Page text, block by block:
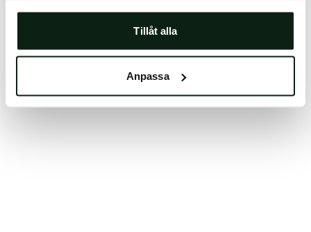
Tillåt alla
Anpassa